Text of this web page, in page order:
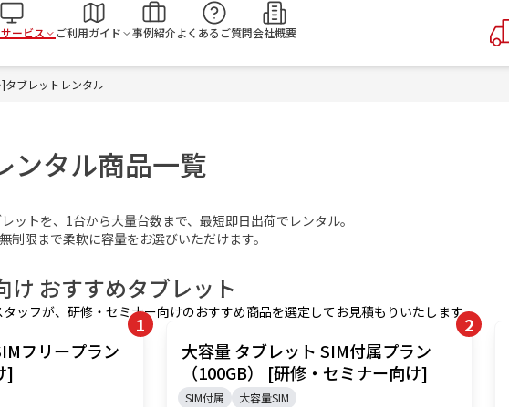
ービス ご利用ガイド 事例紹介よくあるご質問会社概要
タブレットレンタル
ンタル商品一覧
トを、1台から大量台数まで、最短即日出荷でレンタル。
限まで柔軟に容量をお選びいただけます。
け おすすめタブレット
ッフが、 研修・セミナー向けのおすすめ商品を選定してお見積もりいたします。
フリープラン
]
1
大容量 タブレット SIM付属プラン
（100GB） [研修・セミナー向け]
SIM付属
大容量SIM
2